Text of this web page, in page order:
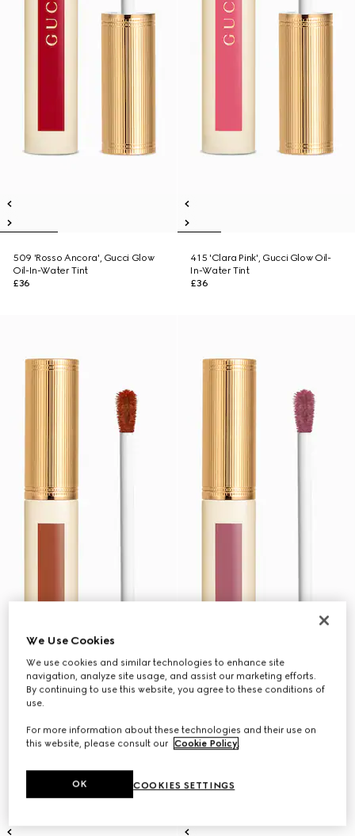
509 'Rosso Ancora', Gucci Glow
Oil-In-Water Tint
£36
415 'Clara Pink', Gucci Glow Oil-
In-Water Tint
£36
We Use Cookies
We use cookies and similar technologies to enhance site
navigation, analyze site usage, and assist our marketing efforts.
By continuing to use this website, you agree to these conditions of
use.
For more information about these technologies and their use on
this website, please consult our Cookie Policy.
COOKIES SETTINGS
OK